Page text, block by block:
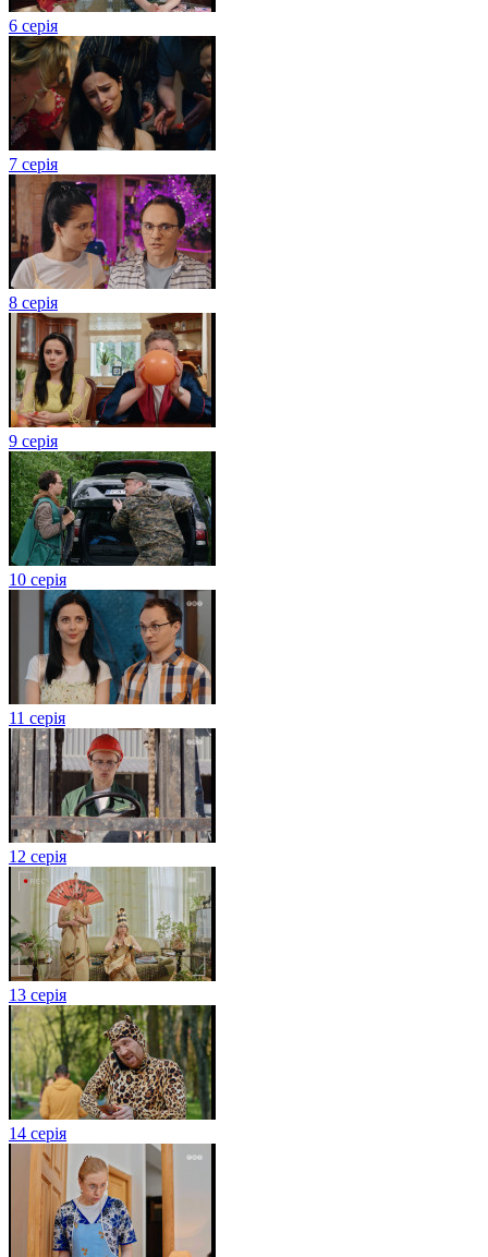
6 серія
7 серія
8 серія
9 серія
10 серія
11 серія
12 серія
13 серія
14 серія